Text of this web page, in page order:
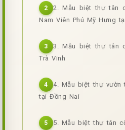
2
2. Mẫu biệt thự tân
Nam Viên Phú Mỹ Hưng
3
3. Mẫu biệt thự tân
Trà Vinh
4
4. Mẫu biệt thự vườn
tại Đồng Nai
5
5. Mẫu biệt thự tân